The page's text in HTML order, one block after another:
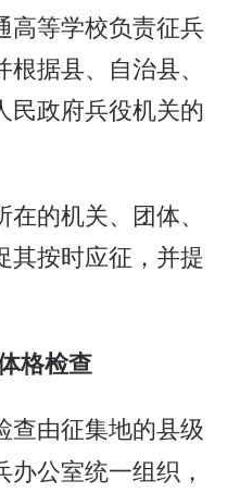
高等学校负责征兵
据县、自治县、
民政府兵役机关的
的机关、团体、
其按时应征，并提
格检查
由征集地的县级
公室统一组织，